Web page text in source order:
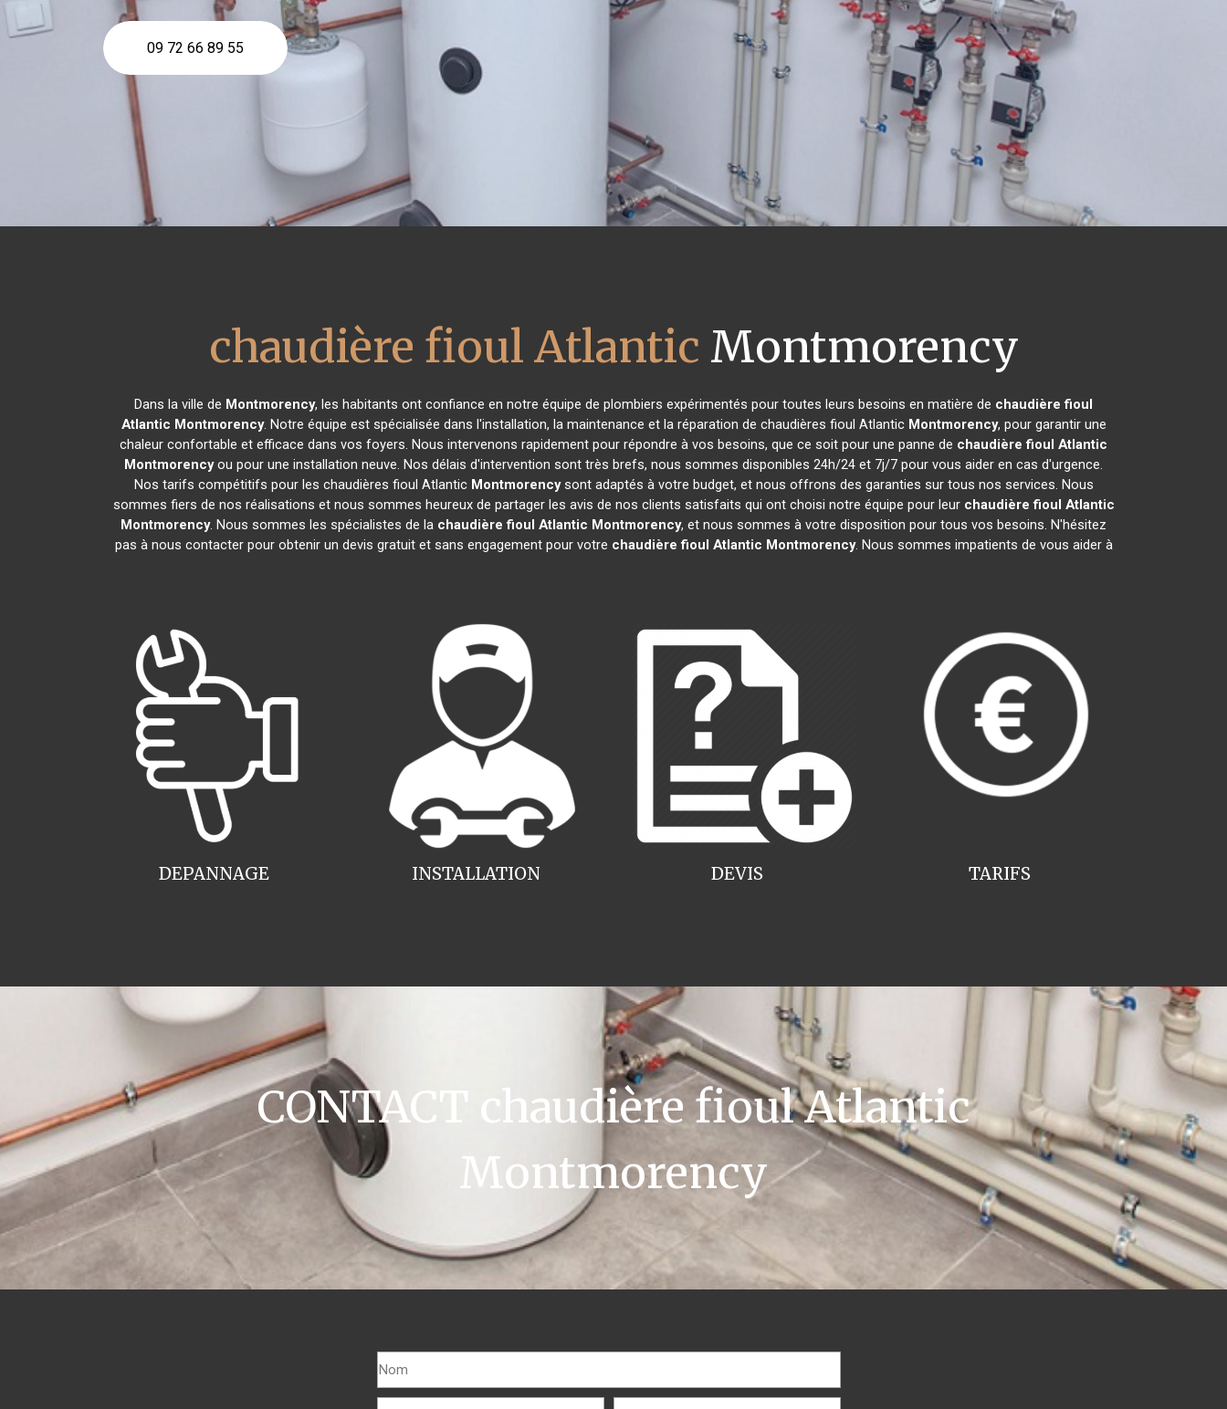
09 72 66 89 55
chaudière fioul Atlantic Montmorency
Dans la ville de Montmorency, les habitants ont confiance en notre équipe de plombiers expérimentés pour toutes leurs besoins en matière de chaudière fioul
Atlantic Montmorency. Notre équipe est spécialisée dans l'installation, la maintenance et la réparation de chaudières fioul Atlantic Montmorency, pour garantir une
chaleur confortable et efficace dans vos foyers. Nous intervenons rapidement pour répondre à vos besoins, que ce soit pour une panne de chaudière fioul Atlantic
Montmorencyou pour une installation neuve. Nos délais d'intervention sont très brefs, nous sommes disponibles 24h/24 et 7j/7 pour vous aider en cas d'urgence.
Nos tarifs compétitifs pour les chaudières fioul Atlantic Montmorencysont adaptés à votre budget, et nous offrons des garanties sur tous nos services. Nous
sommes fiers de nos réalisations et nous sommes heureux de partager les avis de nos clients satisfaits qui ont choisi notre équipe pour leur chaudière fioul Atlantic
Montmorency. Nous sommes les spécialistes de la chaudière fioul Atlantic Montmorency, et nous sommes à votre disposition pour tous vos besoins. N'hésitez
pas à nous contacter pour obtenir un devis gratuit et sans engagement pour votre chaudière fioul Atlantic Montmorency. Nous sommes impatients de vous aider à
INSTALLATION
DEPANNAGE TARIFS
DEVIS
CONTACT chaudière fioul Atlantic
Montmorency